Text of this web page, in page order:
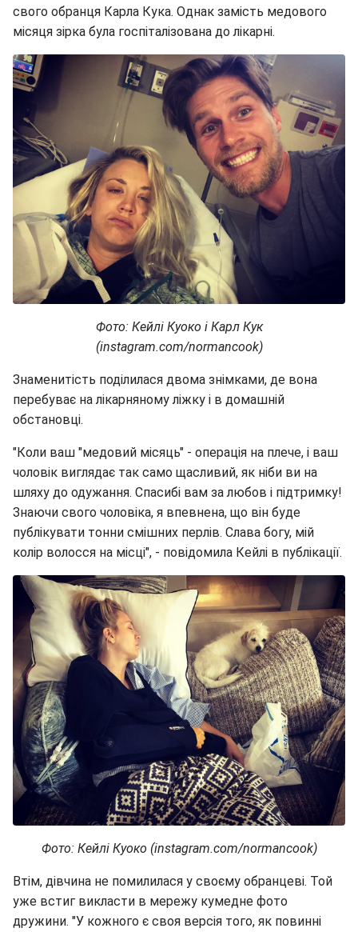
свого обранця Карла Кука. Однак замість медового
місяця зірка була госпіталізована до лікарні.
Фото: Кейлі Куоко і Карл Кук
(instagram.com/normancook)
Знаменитість поділилася двома знімками, де вона
перебуває на лікарняному ліжку і в домашній
обстановці.
"Коли ваш "медовий місяць" - операція на плече, і ваш
чоловік виглядає так само щасливий, як ніби ви на
шляху до одужання. Спасибі вам за любов і підтримку!
Знаючи свого чоловіка, я впевнена, що він буде
публікувати тонни смішних перлів. Слава богу, мій
колір волосся на місці", - повідомила Кейлі в публікації.
Фото: Кейлі Куоко (instagram.com/normancook)
Втім, дівчина не помилилася у своєму обранцеві. Той
уже встиг викласти в мережу кумедне фото
дружини. "У кожного є своя версія того, як повинні